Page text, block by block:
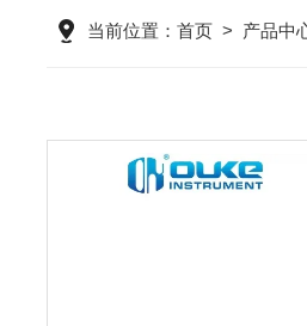
当前位置： 首页 > 产品中